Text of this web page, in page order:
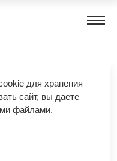
для хранения
сайт, вы даете
файлами.